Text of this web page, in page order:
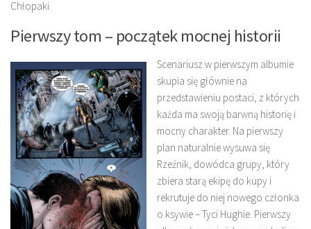
Chłopaki.
Pierwszy tom – początek mocnej historii
Scenariusz w pierwszym albumie
skupia się głównie na
przedstawieniu postaci, z których
każda ma swoją barwną historię i
mocny charakter. Na pierwszy
plan naturalnie wysuwa się
Rzeźnik, dowódca grupy, który
zbiera starą ekipę do kupy i
rekrutuje do niej nowego członka
o ksywie – Tyci Hughie. Pierwszy